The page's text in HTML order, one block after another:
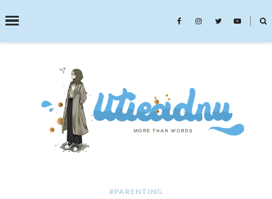
˟
SEARCH THIS BLOG
#PARENTING